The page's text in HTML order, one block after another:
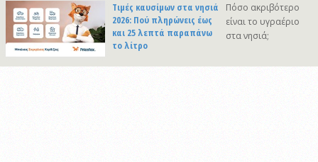
Τιμές καυσίμων στα νησιά
2026: Πού πληρώνεις έως
και 25 λεπτά παραπάνω
το λίτρο
Πόσο ακριβότερο
είναι το υγραέριο
στα νησιά;